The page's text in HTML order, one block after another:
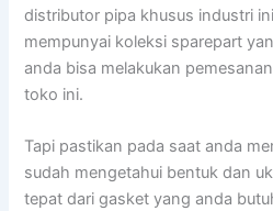
distributor pipa khusus industri
mempunyai koleksi sparepart
anda bisa melakukan
toko ini.
Tapi pastikan pada saat anda
sudah mengetahui bentuk dan
tepat dari gasket yang anda